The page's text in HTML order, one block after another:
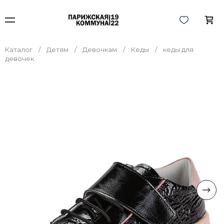
Каталог Детям Девочкам Кеды
кеды для
девочек